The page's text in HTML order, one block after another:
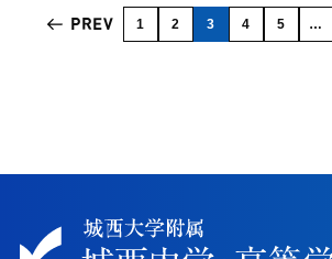
PREV 1 2 3 4 5 …